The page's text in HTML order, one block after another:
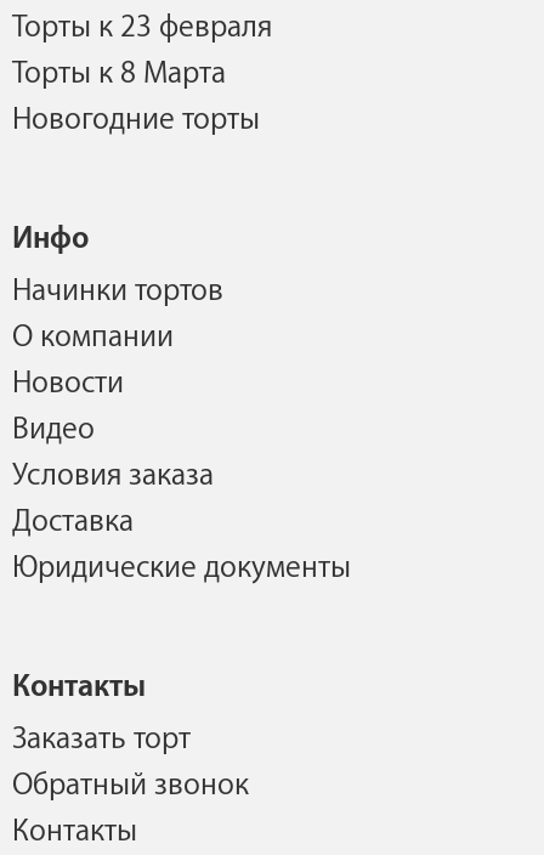
Торты к 23 февраля
Торты к 8 Марта
Новогодние торты
Инфо
Начинки тортов
О компании
Новости
Видео
Условия заказа
Доставка
Юридические документы
Контакты
Заказать торт
Обратный звонок
Контакты